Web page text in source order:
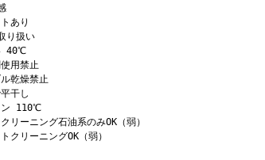
あり
り扱い
40℃
用禁止
乾燥禁止
干し
ン 110℃
リーニング石油系のみOK（弱）
クリーニングOK（弱）